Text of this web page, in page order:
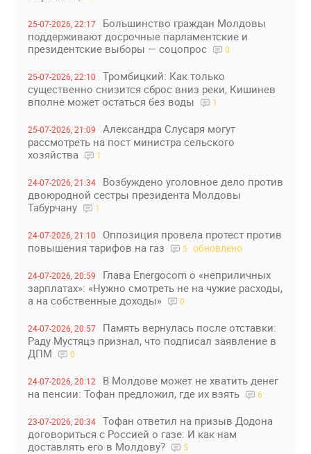
25-07-2026, 22:17
Большинство граждан Молдовы
поддерживают досрочные парламентские и
президентские выборы — соцопрос
0
25-07-2026, 22:10
Тромбицкий: Как только
существенно снизится сброс вниз реки, Кишинев
вполне может остаться без воды
1
25-07-2026, 21:09
Александра Слусаря могут
рассмотреть на пост министра сельского
хозяйства
1
24-07-2026, 21:34
Возбуждено уголовное дело против
двоюродной сестры президента Молдовы
Табурчану
1
24-07-2026, 21:10
Оппозиция провела протест против
повышения тарифов на газ
5 обновлено
24-07-2026, 20:59
Глава Energocom о «неприличных
зарплатах»: «Нужно смотреть не на чужие расходы,
а на собственные доходы»
0
24-07-2026, 20:57
Память вернулась после отставки:
Раду Мустяцэ признал, что подписал заявление в
ДПМ
0
24-07-2026, 20:12
В Молдове может не хватить денег
на пенсии: Тофан предложил, где их взять
6
23-07-2026, 20:34
Тофан ответил на призыв Додона
договориться с Россией о газе: И как нам
доставлять его в Молдову?
5